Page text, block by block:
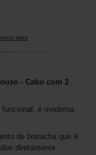
sites
- Cabo com 2
é moderna,
de borracha que é
diretamente